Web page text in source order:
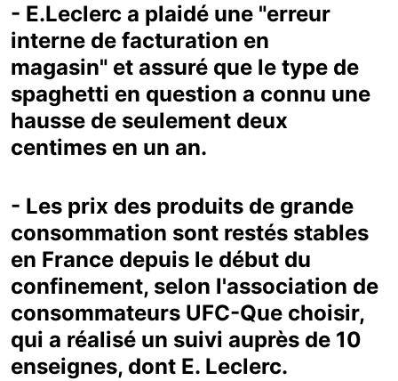
- E.Leclerc a plaidé une "erreur
interne de facturation en
magasin" et assuré que le type de
spaghetti en question a connu une
hausse de seulement deux
centimes en un an.
- Les prix des produits de grande
consommation sont restés stables
en France depuis le début du
confinement, selon l'association de
consommateurs UFC-Que choisir,
qui a réalisé un suivi auprès de 10
enseignes, dont E. Leclerc.